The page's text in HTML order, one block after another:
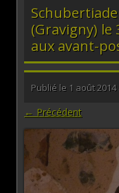
(Gravigny) le
aux avant-
Publié le 1 août 2014
← Précédent